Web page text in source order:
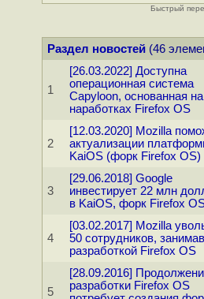
Быстрый
Раздел новостей(46
1
[26.03.2022] Доступна
операционная система
Capyloon, основанная на
наработках Firefox OS
2
[12.03.2020] Mozilla
актуализации
KaiOS (форк Firefox OS)
3
[29.06.2018] Google
инвестирует 22 млн
в KaiOS, форк Firefox
4
[03.02.2017] Mozilla
50 сотрудников,
разработкой Firefox OS
5
[28.09.2016]
разработки Firefox OS